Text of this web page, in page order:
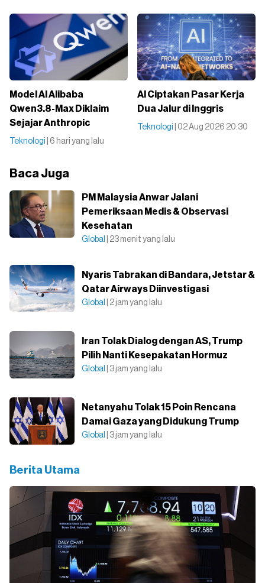
Model AI Alibaba
Qwen3.8-Max Diklaim
Sejajar Anthropic
Teknologi | 6 hari yang lalu
AI Ciptakan Pasar Kerja
Dua Jalur di Inggris
Teknologi | 02 Aug 2026 20:30
Baca Juga
PM Malaysia Anwar Jalani
Pemeriksaan Medis & Observasi
Kesehatan
Global | 23 menit yang lalu
Nyaris Tabrakan di Bandara, Jetstar &
Qatar Airways Diinvestigasi
Global | 2 jam yang lalu
Iran Tolak Dialog dengan AS, Trump
Pilih Nanti Kesepakatan Hormuz
Global | 3 jam yang lalu
Netanyahu Tolak 15 Poin Rencana
Damai Gaza yang Didukung Trump
Global | 3 jam yang lalu
Berita Utama